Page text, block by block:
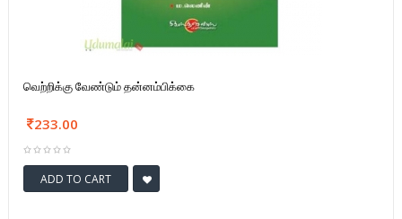
வெற்றிக்கு வேண்டும் தன்னம்பிக்கை
233.00
ADD TO CART